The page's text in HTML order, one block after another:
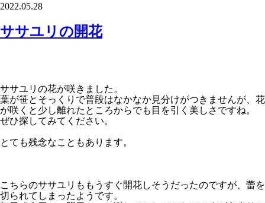
2022.05.28
ササユリの開花
ササユリの花が咲きました。
葉が笹とそっくりで普段はなかなか見分けがつきませんが、花
が咲くと少し離れたところからでも目を引く美しさですね。
ぜひ探してみてください。
とても残念なこともあります。
こちらのササユリももうすぐ開花しそうだったのですが、蕾を
切られてしまったようです。